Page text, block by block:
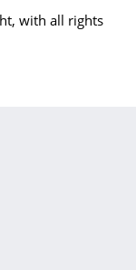
with all rights